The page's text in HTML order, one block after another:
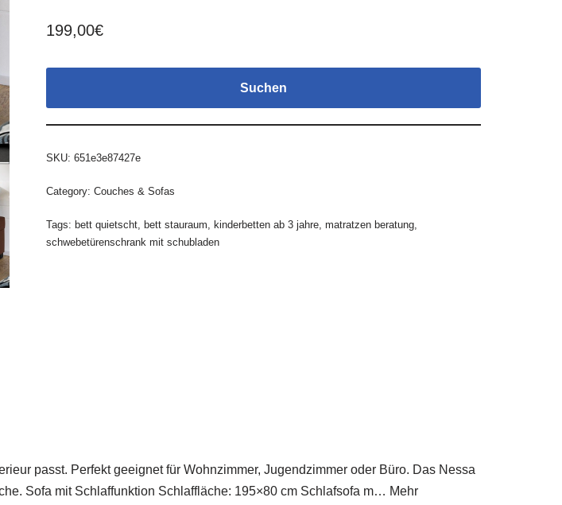
199,00€
Suchen
SKU: 651e3e87427e
Category: Couches & Sofas
Tags: bett quietscht, bett stauraum, kinderbetten ab 3 jahre, matratzen beratung,
schwebetürenschrank mit schubladen
passt. Perfekt geeignet für Wohnzimmer, Jugendzimmer oder Büro. Das Nessa
Sofa mit Schlaffunktion Schlaffläche: 195×80 cm Schlafsofa m… Mehr